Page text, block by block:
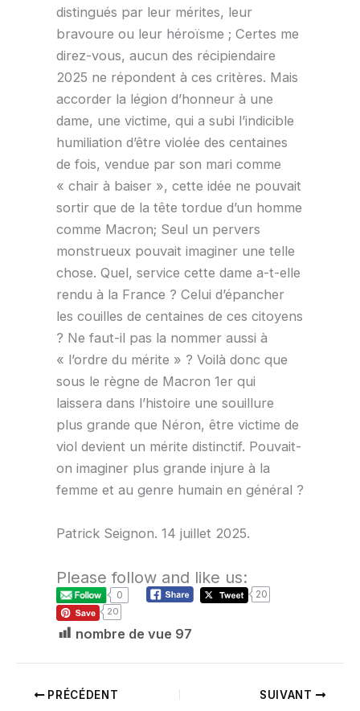
distingués par leur mérites, leur
bravoure ou leur héroïsme ; Certes me
direz-vous, aucun des récipiendaire
2025 ne répondent à ces critères. Mais
accorder la légion d’honneur à une
dame, une victime, qui a subi l’indicible
humiliation d’être violée des centaines
de fois, vendue par son mari comme
« chair à baiser », cette idée ne pouvait
sortir que de la tête tordue d’un homme
comme Macron; Seul un pervers
monstrueux pouvait imaginer une telle
chose. Quel, service cette dame a-t-elle
rendu à la France ? Celui d’épancher
les couilles de centaines de ces citoyens
? Ne faut-il pas la nommer aussi à
« l’ordre du mérite » ? Voilà donc que
sous le règne de Macron 1er qui
laissera dans l’histoire une souillure
plus grande que Néron, être victime de
viol devient un mérite distinctif. Pouvait-
on imaginer plus grande injure à la
femme et au genre humain en général ?
Patrick Seignon. 14 juillet 2025.
Please follow and like us:
0 20
20
nombre de vue 97
PRÉCÉDENT SUIVANT